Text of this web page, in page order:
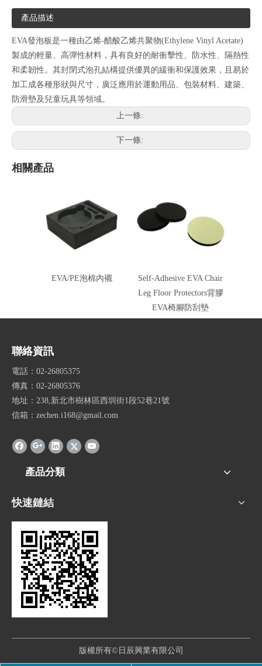
產品描述
EVA發泡板是一種由乙烯-醋酸乙烯共聚物(Ethylene Vinyl Acetate)
製成的輕量、高彈性材料，具有良好的耐衝擊性、防水性、隔熱性
和柔韌性。其封閉式泡孔結構提供優異的緩衝和保護效果，且易於
加工成各種形狀與尺寸，廣泛應用於運動用品、包裝材料、建築、
防滑墊及兒童玩具等領域。
上一條:
下一條:
相關產品
EVA/PE泡棉內襯
Self-Adhesive EVA Chair
Leg Floor Protectors背膠
EVA椅腳防刮墊
聯絡資訊
電話：02-26805375
傳真：02-26805376
地址：238,新北市樹林區西圳街1段52巷21號
信箱：zechen.i168@gmail.com
產品分類
快速鏈結
版權所有©日辰興業有限公司